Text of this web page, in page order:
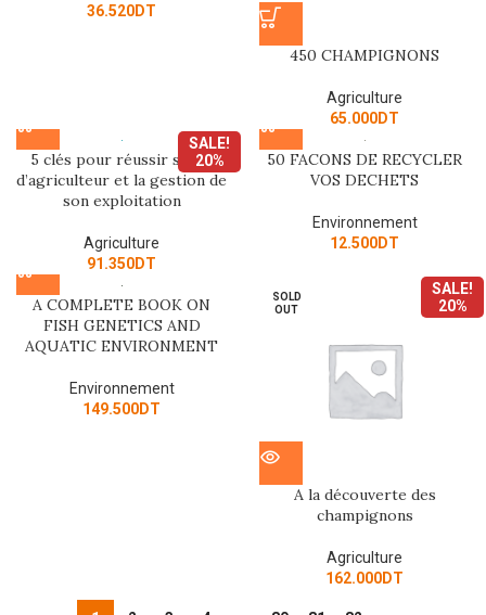
36.520DT
450 CHAMPIGNONS
Agriculture
65.000DT
SALE!
20%
5 clés pour réussir sa vie
d’agriculteur et la gestion de
son exploitation
Agriculture
91.350DT
50 FACONS DE RECYCLER
VOS DECHETS
Environnement
12.500DT
A COMPLETE BOOK ON
FISH GENETICS AND
AQUATIC ENVIRONMENT
Environnement
149.500DT
SALE!
20%
SOLD
OUT
A la découverte des
champignons
Agriculture
162.000DT